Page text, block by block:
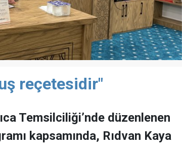
reçetesidir"
Temsilciliği’nde düzenlenen
kapsamında, Rıdvan Kaya